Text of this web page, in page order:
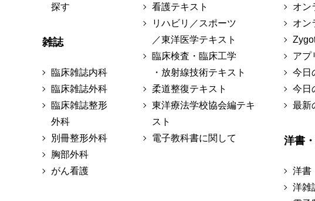
探す
雑誌
臨床雑誌内科
臨床雑誌外科
臨床雑誌整形
外科
別冊整形外科
胸部外科
がん看護
看護テキスト
リハビリ／スポーツ
／東洋医学テキスト
臨床検査・臨床工学
・放射線技術テキスト
柔道整復テキスト
東洋療法学校協会編テキ
スト
電子教科書に関して
オン
オン
アプ
今日
今日
最新
洋書
洋書
洋雑